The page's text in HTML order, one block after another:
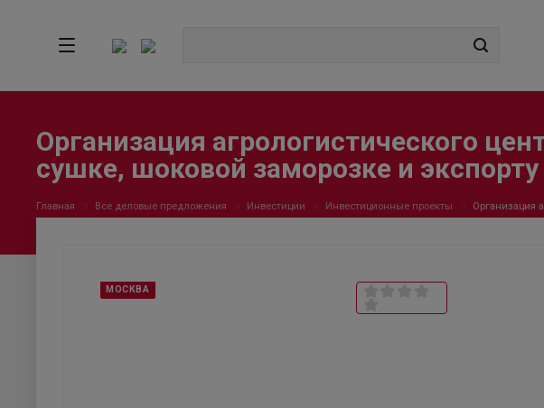
Организация агрологистического
сушке, шоковой заморозке и
Главная Все деловые предложения Инвестиции Инвестиционные проекты Организация
МОСКВА